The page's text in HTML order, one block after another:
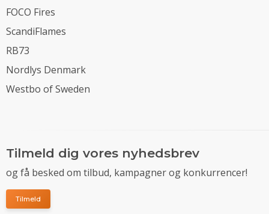
FOCO Fires
ScandiFlames
RB73
Nordlys Denmark
Westbo of Sweden
Tilmeld dig vores nyhedsbrev
og få besked om tilbud, kampagner og konkurrencer!
Tilmeld